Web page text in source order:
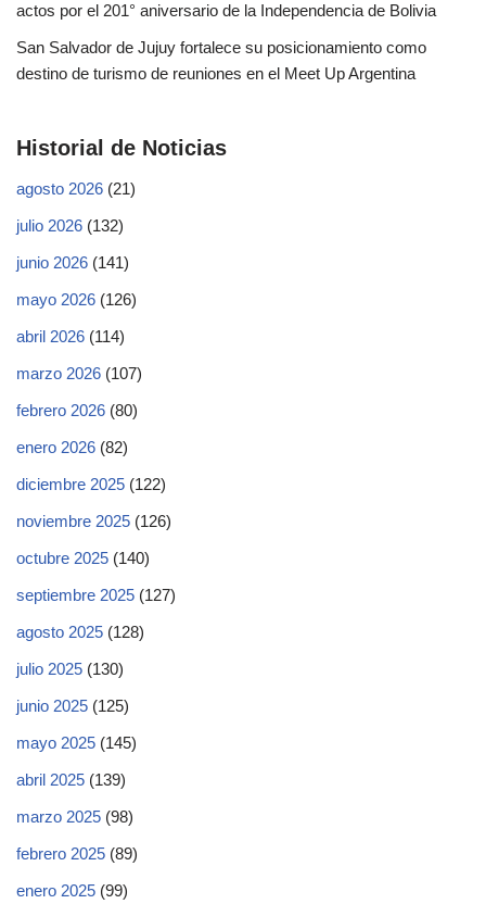
actos por el 201° aniversario de la Independencia de Bolivia
San Salvador de Jujuy fortalece su posicionamiento como
destino de turismo de reuniones en el Meet Up Argentina
Historial de Noticias
agosto 2026 (21)
julio 2026 (132)
junio 2026 (141)
mayo 2026 (126)
abril 2026 (114)
marzo 2026 (107)
febrero 2026 (80)
enero 2026 (82)
diciembre 2025 (122)
noviembre 2025 (126)
octubre 2025 (140)
septiembre 2025 (127)
agosto 2025 (128)
julio 2025 (130)
junio 2025 (125)
mayo 2025 (145)
abril 2025 (139)
marzo 2025 (98)
febrero 2025 (89)
enero 2025 (99)